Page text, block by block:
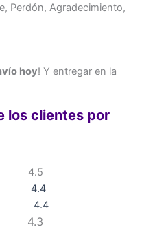
Perdón, Agradecimiento,
hoy! Y entregar en la
los clientes por
4.5
4.4
4.4
4.3